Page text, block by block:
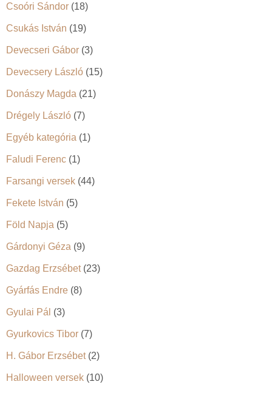
Csoóri Sándor (18)
Csukás István (19)
Devecseri Gábor (3)
Devecsery László (15)
Donászy Magda (21)
Drégely László (7)
Egyéb kategória (1)
Faludi Ferenc (1)
Farsangi versek (44)
Fekete István (5)
Föld Napja (5)
Gárdonyi Géza (9)
Gazdag Erzsébet(23)
Gyárfás Endre (8)
Gyulai Pál (3)
Gyurkovics Tibor (7)
H. Gábor Erzsébet(2)
Halloween versek (10)